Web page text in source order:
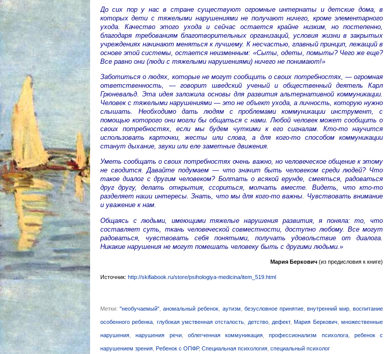
До сих пор у нас в стране существуют огромные интернаты и детские дома, в
которых дети с тяжелыми нарушениями не получают ничего, кроме элементарного
ухода. Качество этого ухода и сейчас остается крайне низким, но постепенно,
благодаря требованиям благотворительных организаций, условия жизни в закрытых
учреждениях начинают меняться к лучшему. К несчастью, главный принцип, лежащий в
основе этой системы, остается неизменным: «Сыты, одеты, помыты? Чего же еще?
Все равно они (люди с тяжелыми нарушениями) ничего не понимают!»
Заботиться о людях, которые не могут сообщить о своих потребностях, — огромная
ответственность, — говорит шведский ученый и общественный деятель Карл
Грюневальд. Эта идея заложила основы для развития альтернативной коммуникации.
Человек с тяжелыми нарушениями — это не объект ухода, а личность, которую нужно
слышать. Необходимо дать людям с проблемами коммуникации инструмент, с
помощью которого они могли бы общаться с нами. Любой человек может сообщить о
своих потребностях, если мы будем чуткими к его сигналам. Кто-то научится
использовать карточки, жесты или слова, а для кого-то способом коммуникации
станут дыхание, звуки или еле заметные движения.
Уметь сообщать о своих потребностях очень важно, но человеческое общение к этому
не сводится. Давайте подумаем — что значит быть человеком среди людей? Что
такое диалог с другим человеком? Болтать о всякой ерунде, смеяться, радоваться
друг другу, делать открытия, ссориться, молчать вместе. Видеть, что кто-то
разделяет наши интересы. Знать, что мы для кого-то важны. Чувствовать внимание
и уважение к нам.
Общаясь с людьми, имеющими тяжелые нарушения развития, я поняла: то, что
составляет суть, ткань человеческой совместности, доступно любому. Все могут
радоваться, чувствовать себя понятыми, получать удовольствие от диалога.
Никакие нарушения не могут помешать человеку быть с другими людьми.»
Мария Беркович (из предисловия к книге)
Источник: http://skifiabook.ru/store/psihologiya-medicina/item_519.html
Метки:"необучаемый" ,аномальный ребенок аутизм безусловное принятие, внутренний мир ,воспитание
особенного ребенка глубокая умственная отсталость детство, дефект,Мария Беркович ,множественные
нарушения ,нарушения речи, облегченная коммуникация ,профессионализм психолога, ребенок с
нарушением зрения Ребенок с ОПФР, Специальная психология специальный психолог